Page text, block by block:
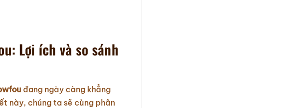
Lợi ích và so sánh
đang ngày càng khẳng
này, chúng ta sẽ cùng phân